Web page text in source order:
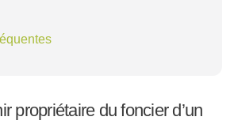
propriétaire du foncier d’un